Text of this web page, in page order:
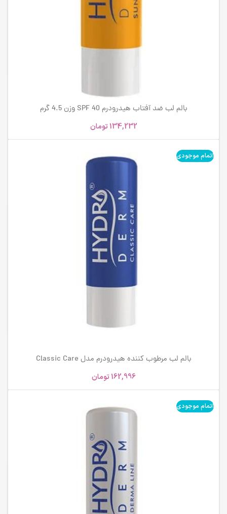
بالم لب ضد آفتاب هیدرودرم SPF 40 وزن 4.5 گرم
134,232تومان
اتمام موجودی
بالم لب مرطوب کننده هیدرودرم مدل Classic Care
162,996تومان
اتمام موجودی